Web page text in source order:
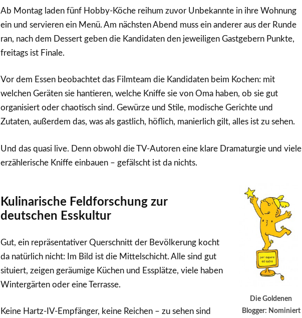
Ab Montag laden fünf Hobby-Köche reihum zuvor Unbekannte in ihre Wohnung
ein und servieren ein Menü. Am nächsten Abend muss ein anderer aus der Runde
ran, nach dem Dessert geben die Kandidaten den jeweiligen Gastgebern Punkte,
freitags ist Finale.
Vor dem Essen beobachtet das Filmteam die Kandidaten beim Kochen: mit
welchen Geräten sie hantieren, welche Kniffe sie von Oma haben, ob sie gut
organisiert oder chaotisch sind. Gewürze und Stile, modische Gerichte und
Zutaten, außerdem das, was als gastlich, höflich, manierlich gilt, alles ist zu sehen.
Und das quasi live. Denn obwohl die TV-Autoren eine klare Dramaturgie und viele
erzählerische Kniffe einbauen – gefälscht ist da nichts.
Die Goldenen
Blogger: Nominiert
Kulinarische Feldforschung zur
deutschen Esskultur
Gut, ein repräsentativer Querschnitt der Bevölkerung kocht
da natürlich nicht: Im Bild ist die Mittelschicht. Alle sind gut
situiert, zeigen geräumige Küchen und Essplätze, viele haben
Wintergärten oder eine Terrasse.
Keine Hartz-IV-Empfänger, keine Reichen – zu sehen sind